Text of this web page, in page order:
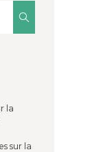
la
sur la